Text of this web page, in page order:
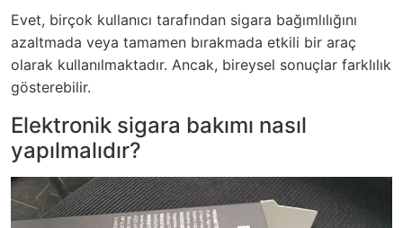
Evet, birçok kullanıcı tarafından sigara bağımlılığını
azaltmada veya tamamen bırakmada etkili bir araç
olarak kullanılmaktadır. Ancak, bireysel sonuçlar farklılık
gösterebilir.
Elektronik sigara bakımı nasıl
yapılmalıdır?